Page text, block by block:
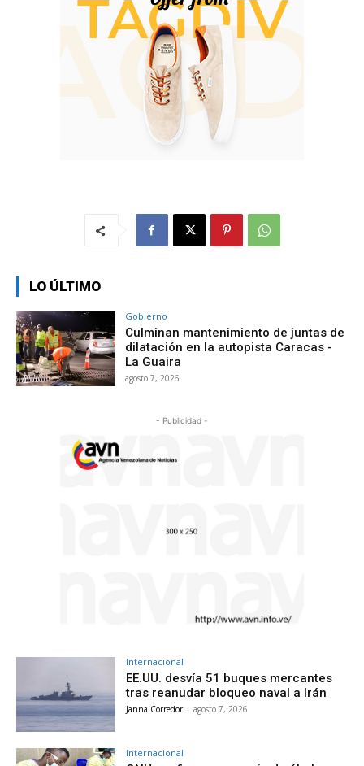
LO ÚLTIMO
Gobierno
Culminan mantenimiento de juntas de
dilatación en la autopista Caracas -
La Guaira
agosto 7, 2026
- Publicidad -
Internacional
EE.UU. desvía 51 buques mercantes
tras reanudar bloqueo naval a Irán
Janna Corredor - agosto 7, 2026
Internacional